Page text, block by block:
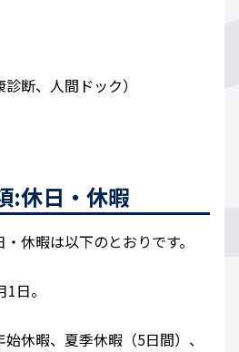
断、人間ドック）
:休日・休暇
休暇は以下のとおりです。
日。
休暇、夏季休暇（5日間）、